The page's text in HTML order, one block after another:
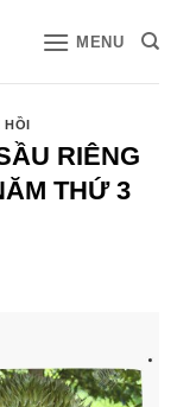
MENU
HỒI
RIÊNG
THỨ 3